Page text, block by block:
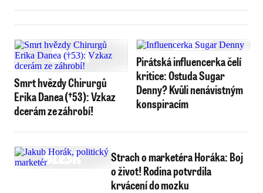
Smrt hvězdy Chirurgů
Erika Danea (†53): Vzkaz
dcerám ze záhrobí!
Pirátská influencerka čelí
kritice: Ostuda Sugar
Denny? Kvůli nenávistným
konspiracím
Strach o marketéra Horáka: Boj
o život! Rodina potvrdila
krvácení do mozku